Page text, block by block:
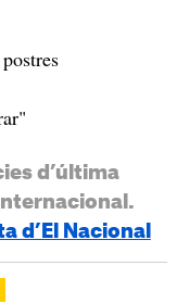
d’última
d’El Nacional